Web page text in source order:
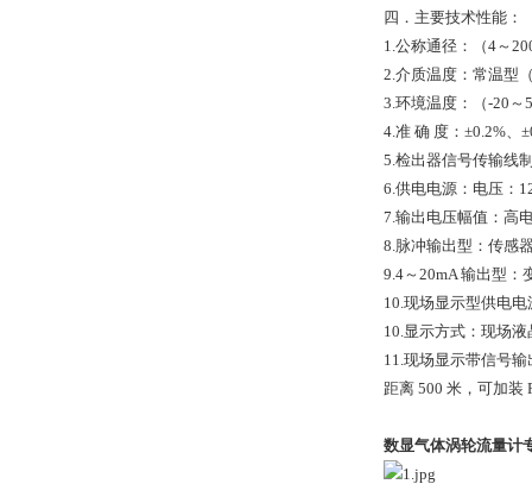
四．主要技术性能：
1.公称通径：（4～
2.介质温度：常温型
3.环境温度：（-20
4.准 确 度：±0.2%、
5.检出器信号传输线
6.供电电源：电压：
7.输出电压幅值：高
8.脉冲输出型：传感
9.4～20mA 输出型：
10.现场显示型供电
10.显示方式：现场
11.现场显示带信号
距离 500 米，可加装
数显气体涡轮流量计